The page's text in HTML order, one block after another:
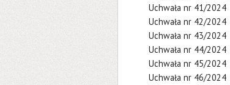
Uchwała nr 41/2024
Uchwała nr 42/2024
Uchwała nr 43/2024
Uchwała nr 44/2024
Uchwała nr 45/2024
Uchwała nr 46/2024